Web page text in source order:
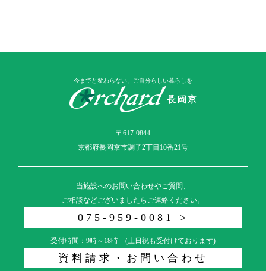
今までと変わらない、ご自分らしい暮らしを
〒617-0844
京都府長岡京市調子2丁目10番21号
当施設へのお問い合わせやご質問、
ご相談などございましたらご連絡ください。
075-959-0081 >
受付時間：9時～18時 (土日祝も受付けております)
資料請求・お問い合わせ